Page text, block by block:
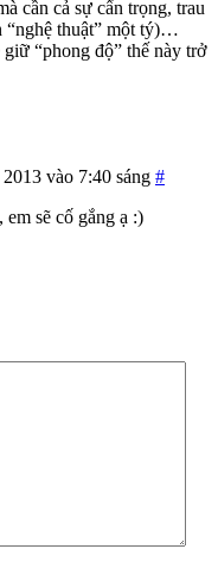
cần cả sự cẩn trọng, trau
“nghệ thuật” một tý)…
“phong độ” thế này trở
vào 7:40 sáng #
sẽ cố gắng ạ :)